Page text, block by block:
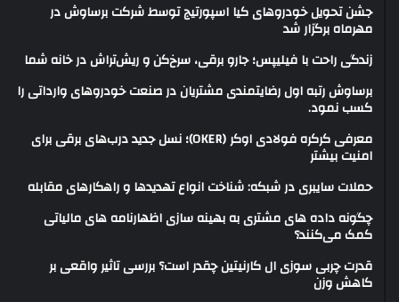
جشن تحویل خودروهای کیا اسپورتیج توسط شرکت برساوش در
مهرماه برگزار شد
زندگی راحت با فیلیپس؛ جارو برقی، سرخ‌کن و ریش‌تراش در خانه شما
برساوش رتبه اول رضایتمندی مشتریان در صنعت خودروهای وارداتی را
کسب نمود.
معرفی کرکره فولادی اوکر (OKER)؛ نسل جدید درب‌های برقی برای
امنیت بیشتر
حملات سایبری در شبکه: شناخت انواع تهدیدها و راهکارهای مقابله
چگونه داده های مشتری به بهینه سازی اظهارنامه های مالیاتی
کمک می‌کنند؟
قدرت چربی سوزی ال کارنیتین چقدر است؟ بررسی تاثیر واقعی بر
کاهش وزن